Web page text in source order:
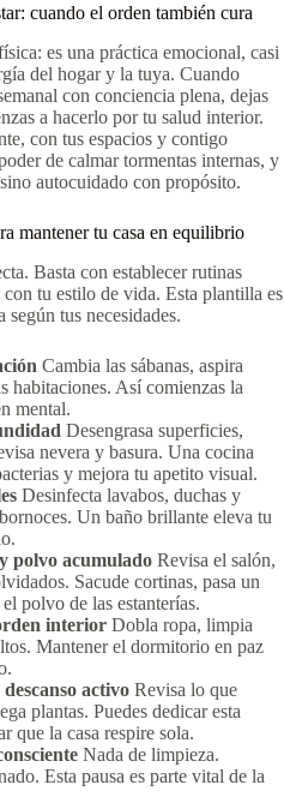
cuando el orden también cura
es una práctica emocional, casi
del hogar y la tuya. Cuando
con conciencia plena, dejas
a hacerlo por tu salud interior.
con tus espacios y contigo
de calmar tormentas internas, y
autocuidado con propósito.
mantener tu casa en equilibrio
Basta con establecer rutinas
tu estilo de vida. Esta plantilla es
tus necesidades.
Cambia las sábanas, aspira
habitaciones. Así comienzas la
mental.
Desengrasa superficies,
nevera y basura. Una cocina
y mejora tu apetito visual.
Desinfecta lavabos, duchas y
Un baño brillante eleva tu
polvo acumulado Revisa el salón,
Sacude cortinas, pasa un
polvo de las estanterías.
interior Dobla ropa, limpia
Mantener el dormitorio en paz
activo Revisa lo que
plantas. Puedes dedicar esta
que la casa respire sola.
Nada de limpieza.
Esta pausa es parte vital de la